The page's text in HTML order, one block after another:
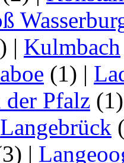
| Kulmbach
(1) |
Pfalz
Langebrück
|